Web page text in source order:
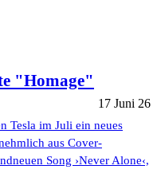
"Homage"
17 Juni 26
Tesla im Juli ein neues
aus Cover-
Song ›Never Alone‹,